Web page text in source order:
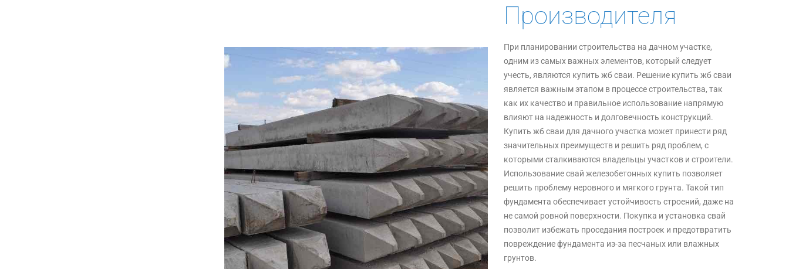
Производителя
При планировании строительства на дачном участке,
одним из самых важных элементов, который следует
учесть, являются купить жб сваи. Решение купить жб сваи
является важным этапом в процессе строительства, так
как их качество и правильное использование напрямую
влияют на надежность и долговечность конструкций.
Купить жб сваи для дачного участка может принести ряд
значительных преимуществ и решить ряд проблем, с
которыми сталкиваются владельцы участков и строители.
Использование свай железобетонных купить позволяет
решить проблему неровного и мягкого грунта. Такой тип
фундамента обеспечивает устойчивость строений, даже на
не самой ровной поверхности. Покупка и установка свай
позволит избежать проседания построек и предотвратить
повреждение фундамента из-за песчаных или влажных
грунтов.